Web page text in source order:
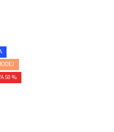
50 %